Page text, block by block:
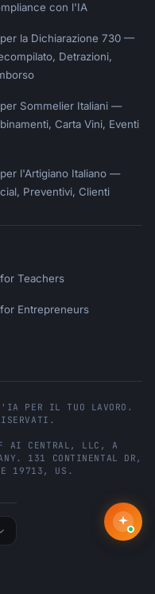
con l'IA
la Dichiarazione 730 —
Detrazioni,
Sommelier Italiani —
Carta Vini, Eventi
l'Artigiano Italiano —
Preventivi, Clienti
Teachers
Entrepreneurs
PER IL TUO LAVORO.
AI CENTRAL, LLC , A
131 CONTINENTAL DR,
19713 , US .